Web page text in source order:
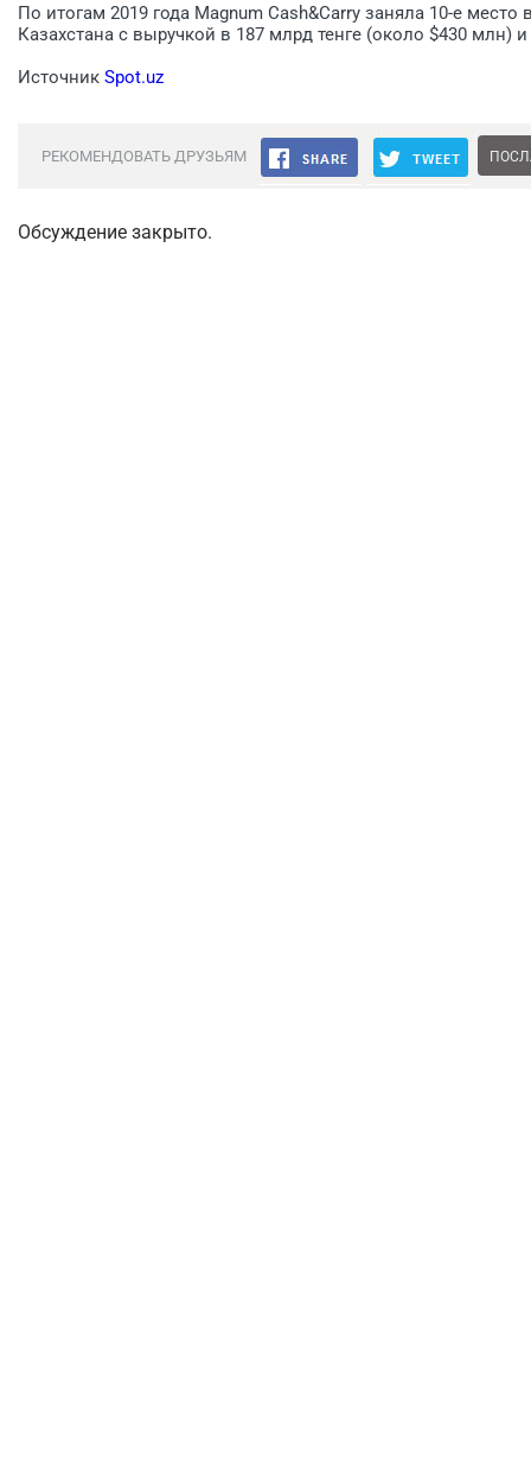
По итогам 2019 года Magnum Cash&Carry заняла 10-е
Казахстана с выручкой в 187 млрд тенге (около $430
Источник Spot.uz
РЕКОМЕНДОВАТЬ ДРУЗЬЯМ
Обсуждение закрыто.